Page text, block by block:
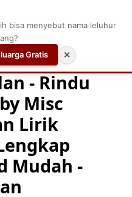
Easy Guitar Tabs
- Rindu
Misc
Lirik
Mudah -
bisa menyebut nama leluhur
Gratis
✕